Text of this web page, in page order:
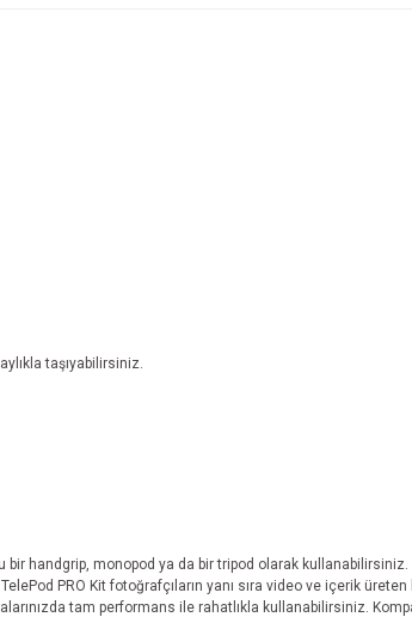
taşıyabilirsiniz.
bir handgrip, monopod ya da bir tripod olarak kullanabilirsiniz.
PRO Kit fotoğrafçıların yanı sıra video ve içerik üreten
tam performans ile rahatlıkla kullanabilirsiniz.